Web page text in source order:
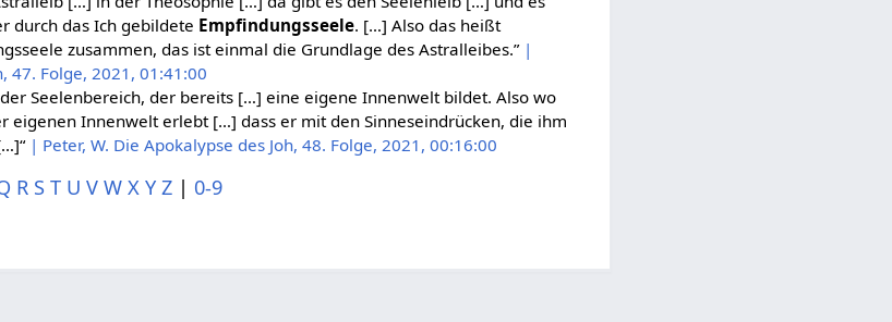
durch das Ich gebildete Empfindungsseele. […] Also das heißt
zusammen, das ist einmal die Grundlage des Astralleibes.” |
47. Folge, 2021, 01:41:00
Seelenbereich, der bereits […] eine eigene Innenwelt bildet. Also wo
eigenen Innenwelt erlebt […] dass er mit den Sinneseindrücken, die ihm
| Peter, W. Die Apokalypse des Joh, 48. Folge, 2021, 00:16:00
R S T U V W X Y Z | 0-9